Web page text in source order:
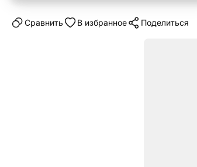
Cравнить В избранное Поделиться